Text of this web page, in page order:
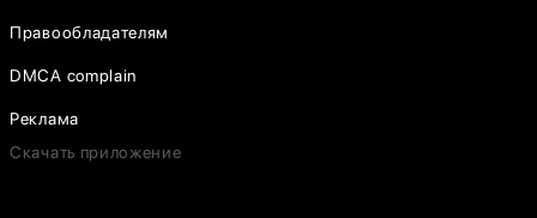
Правообладателям
DMCA complain
Реклама
Скачать приложение